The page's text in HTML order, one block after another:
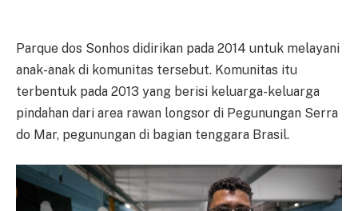
Parque dos Sonhos didirikan pada 2014 untuk melayani
anak-anak di komunitas tersebut. Komunitas itu
terbentuk pada 2013 yang berisi keluarga-keluarga
pindahan dari area rawan longsor di Pegunungan Serra
do Mar, pegunungan di bagian tenggara Brasil.